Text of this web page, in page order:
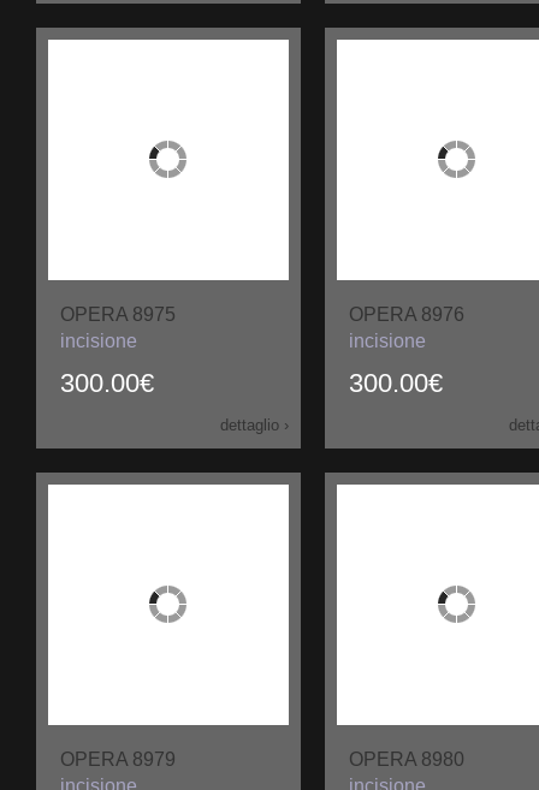
OPERA 8975
300.00€
incisione
dettaglio ›
OPERA 8976
300.00€
incisione
OPERA 8979
incisione
OPERA 8980
incisione